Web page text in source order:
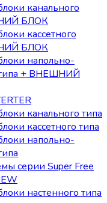
канального
БЛОК
кассетного
БЛОК
напольно-
типа + ВНЕШНИЙ
канального типа
кассетного типа
напольно-
серии Super Free
настенного типа